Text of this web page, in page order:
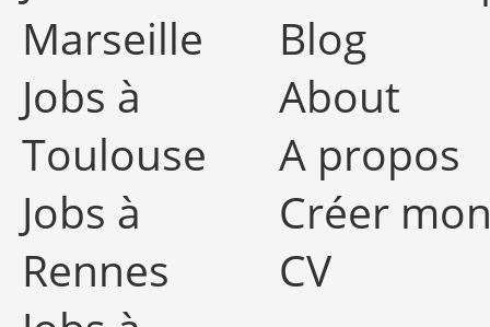
Marseille
Jobs à
Toulouse
Jobs à
Rennes
Blog
About
A propos
Créer
CV